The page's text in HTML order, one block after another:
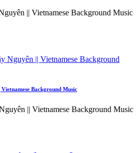
|| Vietnamese Background Music
Background Music
|| Vietnamese Background Music